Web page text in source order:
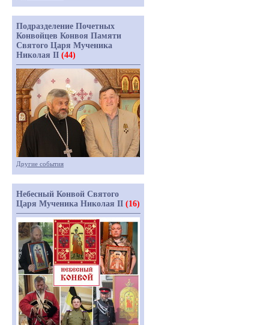
Подразделение Почетных
Конвойцев Конвоя Памяти
Святого Царя Мученика
Николая II (44)
Другие события
Небесный Конвой Святого
Царя Мученика Николая II (16)